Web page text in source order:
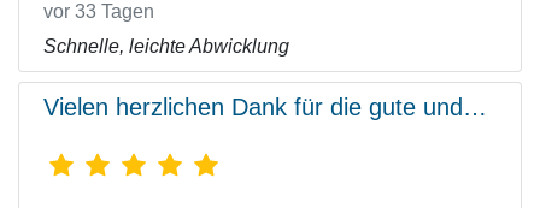
vor 33 Tagen
Schnelle, leichte Abwicklung
Vielen herzlichen Dank für die gute und…